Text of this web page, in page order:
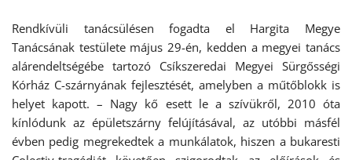
Rendkívüli tanácsülésen fogadta el Hargita Megye
Tanácsának testülete május 29-én, kedden a megyei tanács
alárendeltségébe tartozó Csíkszeredai Megyei Sürgősségi
Kórház C-szárnyának fejlesztését, amelyben a műtőblokk is
helyet kapott. – Nagy kő esett le a szívükről, 2010 óta
kínlódunk az épületszárny felújításával, az utóbbi másfél
évben pedig megrekedtek a munkálatok, hiszen a bukaresti